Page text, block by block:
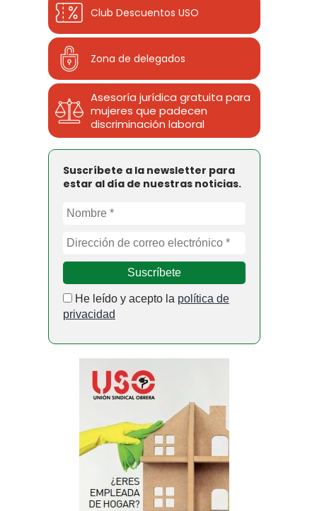
Club Descuentos USO
Zona de delegados
Asesoría jurídica gratuita para
mujeres que padecen
discriminación laboral
Suscríbete a la newsletter para
estar al día de nuestras noticias.
He leído y acepto la política de
privacidad